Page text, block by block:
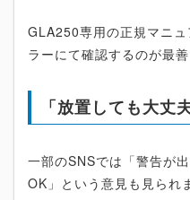
GLA250専用の正規マニ
ラーにて確認するのが最善
「放置しても大丈
一部のSNSでは「警告が
OK」という意見も見られ